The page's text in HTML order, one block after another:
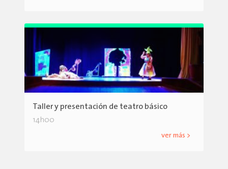
Taller y presentación de teatro básico
14h00
ver más >